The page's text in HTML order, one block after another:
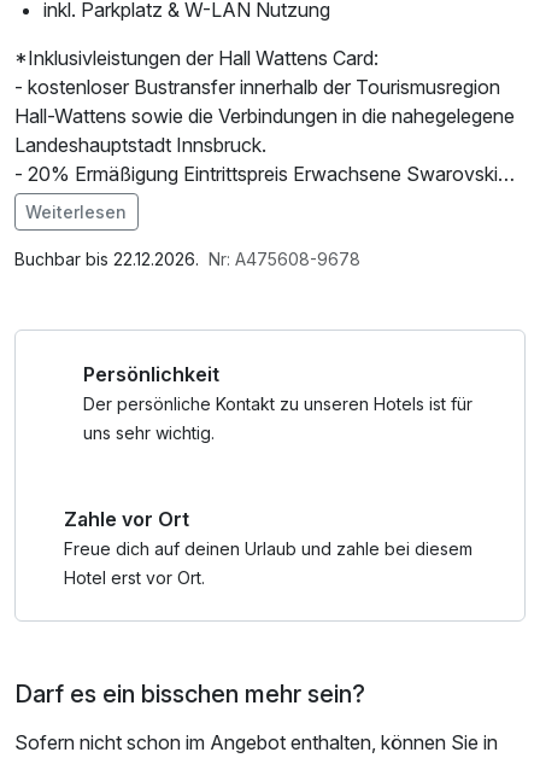
inkl. Parkplatz & W-LAN Nutzung
*Inklusivleistungen der Hall Wattens Card:
- kostenloser Bustransfer innerhalb der Tourismusregion
Hall-Wattens sowie die Verbindungen in die nahegelegene
Landeshauptstadt Innsbruck.
- 20% Ermäßigung Eintrittspreis Erwachsene Swarovski
Kristallwelten
- 50% Ermäßigung Bergbaumuseum Hall in Tirol
- 10% Ermäßigung Schloss Tratzberg
- und vieles mehr
Im Angebot enthalten
Saunabenutzung, Saunatuch, Leihbademantel, Parkplatz,
Bademantel und -tücher
Weiterlesen
Buchbar bis 22.12.2026. Nr: A475608-9678
Persönlichkeit
Der persönliche Kontakt zu unseren Hotels ist für
uns sehr wichtig.
Zahle vor Ort
Freue dich auf deinen Urlaub und zahle bei diesem
Hotel erst vor Ort.
Darf es ein bisschen mehr sein?
Sofern nicht schon im Angebot enthalten, können Sie in